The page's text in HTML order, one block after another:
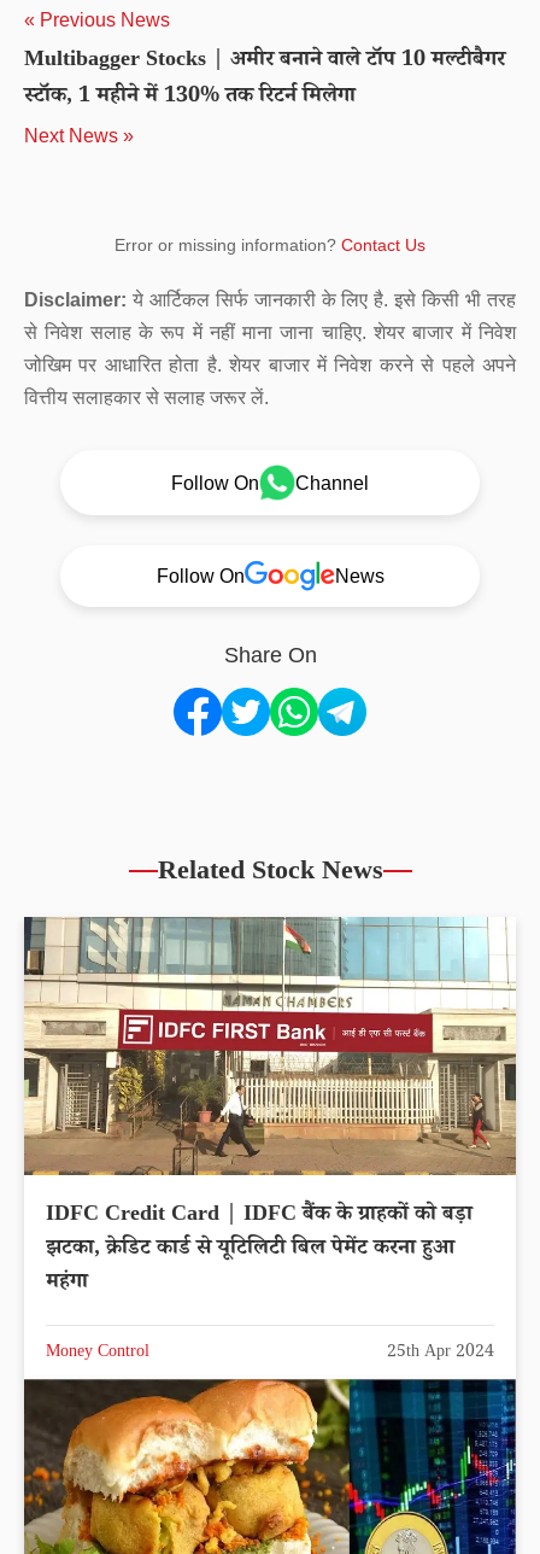
« Previous News
Multibagger Stocks | अमीर बनाने वाले टॉप 10 मल्टीबैगर
स्टॉक, 1 महीने में 130% तक रिटर्न मिलेगा
Next News »
Error or missing information? Contact Us
Disclaimer: ये आर्टिकल सिर्फ जानकारी के लिए है. इसे किसी भी तरह
से निवेश सलाह के रूप में नहीं माना जाना चाहिए. शेयर बाजार में निवेश
जोखिम पर आधारित होता है. शेयर बाजार में निवेश करने से पहले अपने
वित्तीय सलाहकार से सलाह जरूर लें.
Follow On Channel
Follow On News
Share On
Related Stock News
IDFC Credit Card | IDFC बैंक के ग्राहकों को बड़ा
झटका, क्रेडिट कार्ड से यूटिलिटी बिल पेमेंट करना हुआ
महंगा
Money Control 25th Apr 2024